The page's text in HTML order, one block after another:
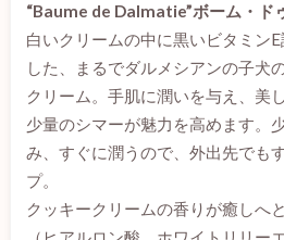
“Baume de Dalmatie”ボーム・ド
白いクリームの中に黒いビタミン
した、まるでダルメシアンの子犬
クリーム。手肌に潤いを与え、美
少量のシマーが魅力を高めます。
み、すぐに潤うので、外出先でも
プ。
クッキークリームの香りが癒しへ